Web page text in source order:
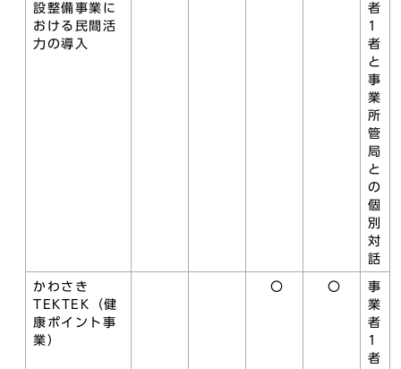
設整備事業に
おける民間活
力の導入
者
1
者
と
事
業
所
管
局
と
の
個
別
対
話
かわさき
TEKTEK（健
康ポイント事
業）
〇 〇
事
業
者
1
者